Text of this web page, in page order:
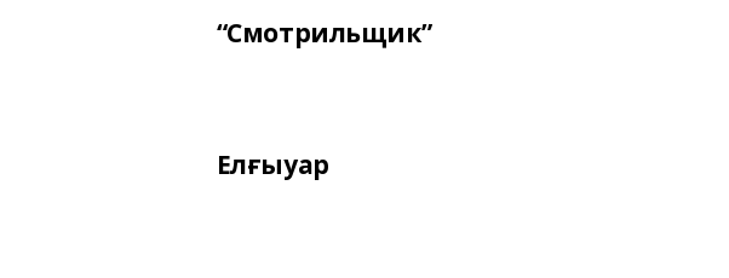
“Смотрильщик”
Елғыуар